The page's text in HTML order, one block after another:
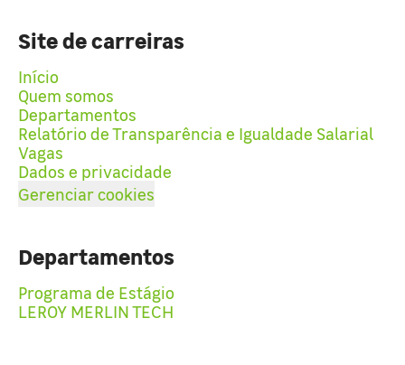
Site de carreiras
Início
Quem somos
Departamentos
Relatório de Transparência e Igualdade Salarial
Vagas
Dados e privacidade
Gerenciar cookies
Departamentos
Programa de Estágio
LEROY MERLIN TECH